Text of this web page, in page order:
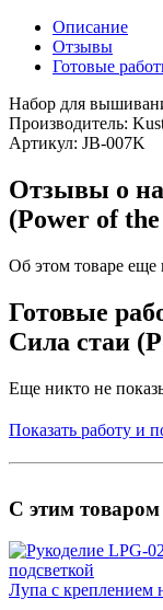
Описание
Отзывы
Готовые
Набор для
Производитель:
Артикул: JB-007K
Отзывы о
(Power of
Об этом товаре еще
Готовые
Сила стаи
Еще никто не
Показать работу и
С этим
Лупа с креплением